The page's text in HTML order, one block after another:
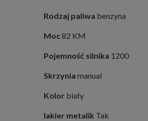
Rodzaj paliwa benzyna
Moc82 KM
Pojemność silnika 1200
Skrzynia manual
Kolor biały
lakier metalik Tak